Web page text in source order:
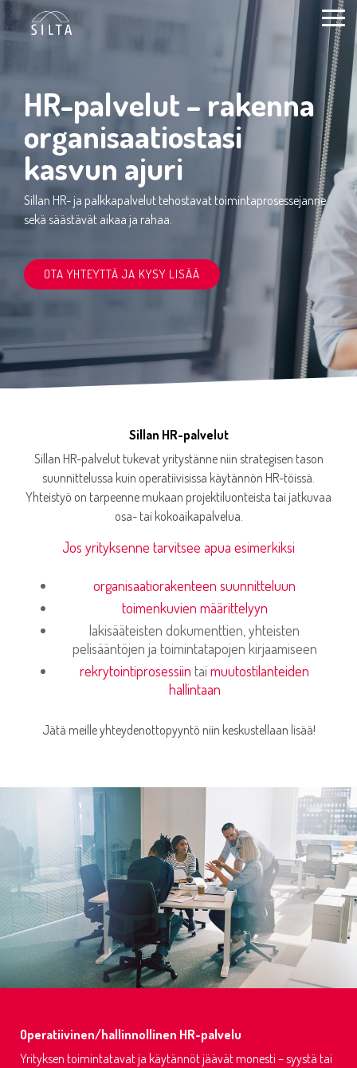
Siirry
sivun
sisältöön.
HR-palvelut – rakenna
organisaatiostasi
kasvun ajuri
Sillan HR- ja palkkapalvelut tehostavat toimintaprosessejanne
sekä säästävät aikaa ja rahaa.
OTA YHTEYTTÄ JA KYSY LISÄÄ
Sillan HR-palvelut
Sillan HR-palvelut tukevat yritystänne niin strategisen tason
suunnittelussa kuin operatiivisissa käytännön HR-töissä.
Yhteistyö on tarpeenne mukaan projektiluonteista tai jatkuvaa
osa- tai kokoaikapalvelua.
Jos yrityksenne tarvitsee apua esimerkiksi
organisaatiorakenteen suunnitteluun
toimenkuvien määrittelyyn
lakisääteisten dokumenttien, yhteisten
pelisääntöjen ja toimintatapojen kirjaamiseen
rekrytointiprosessiin tai muutostilanteiden
hallintaan
Jätä meille yhteydenottopyyntö niin keskustellaan lisää!
Operatiivinen/hallinnollinen HR-palvelu
Yrityksen toimintatavat ja käytännöt jäävät monesti – syystä tai